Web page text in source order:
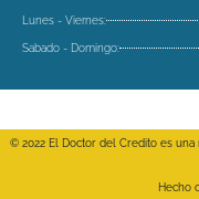
Lunes - Viernes:
Sabado - Domingo:
© 2022 El Doctor del Credito es una
Hecho